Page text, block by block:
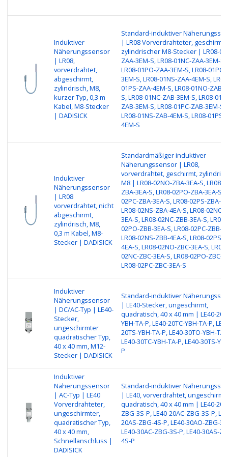
Induktiver
Näherungssensor
| LR08,
vorverdrahtet,
abgeschirmt,
zylindrisch, M8,
kurzer Typ, 0,3 m
Kabel, M8-Stecker
| DADISICK
Standard-induktiver
| LR08 Vorverdrahteter,
zylindrischer M8-Stecker | LR08-
ZAA-3EM-S, LR08-01NC-ZAA-3EM-S,
LR08-01PO-ZAA-3EM-S, LR08-01PC-
3EM-S, LR08-01NS-ZAA-4EM-S,
01PS-ZAA-4EM-S, LR08-01NO-ZAB-
S, LR08-01NC-ZAB-3EM-S, LR08-
ZAB-3EM-S, LR08-01PC-ZAB-3EM-S,
LR08-01NS-ZAB-4EM-S, LR08-01PS-
4EM-S
Induktiver
Näherungssensor
| LR08
vorverdrahtet, nicht
abgeschirmt,
zylindrisch, M8,
0,3 m Kabel, M8-
Stecker | DADISICK
Standardmäßiger induktiver
Näherungssensor | LR08,
vorverdrahtet, geschirmt,
M8 | LR08-02NO-ZBA-3EA-S, LR08-
ZBA-3EA-S, LR08-02PO-ZBA-3EA-S,
02PC-ZBA-3EA-S, LR08-02PS-ZBA-
LR08-02NS-ZBA-4EA-S, LR08-02NO-
3EA-S, LR08-02NC-ZBB-3EA-S, LR08-
02PO-ZBB-3EA-S, LR08-02PC-ZBB-
LR08-02NS-ZBB-4EA-S, LR08-02PS-
4EA-S, LR08-02NO-ZBC-3EA-S, LR08-
02NC-ZBC-3EA-S, LR08-02PO-ZBC-
LR08-02PC-ZBC-3EA-S
Induktiver
Näherungssensor
| DC/AC-Typ | LE40-
Stecker,
ungeschirmter
quadratischer Typ,
40 x 40 mm, M12-
Stecker | DADISICK
Standard-induktiver
| LE40-Stecker, ungeschirmt,
quadratisch, 40 x 40 mm | LE40-
YBH-TA-P, LE40-20TC-YBH-TA-P,
20TS-YBH-TA-P, LE40-30TO-YBH-TA-
LE40-30TC-YBH-TA-P, LE40-30TS-
P
Induktiver
Näherungssensor
| AC-Typ | LE40
Vorverdrahteter,
ungeschirmter,
quadratischer Typ,
40 x 40 mm,
Schnellanschluss |
DADISICK
Standard-induktiver
| LE40, vorverdrahtet, ungeschirmt,
quadratisch, 40 x 40 mm | LE40-
ZBG-3S-P, LE40-20AC-ZBG-3S-P,
20AS-ZBG-4S-P, LE40-30AO-ZBG-
LE40-30AC-ZBG-3S-P, LE40-30AS-
4S-P